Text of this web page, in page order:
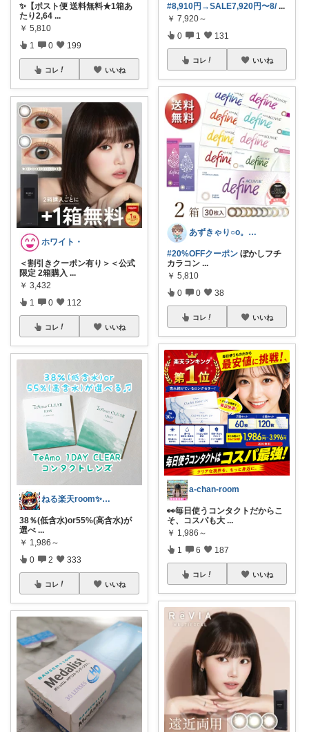
✨【ポスト便 送料無料★1箱あ
たり2,64 ...
￥ 5,810
1 0 199
コレ いいね
ホワイト・
＜割引きクーポン有り＞＜公式
限定 2箱購入 ...
￥ 3,432
1 0 112
コレ いいね
ねる楽天room✨お買い物マラソンや✨
38％(低含水)or55%(高含水)が
選べ ...
￥ 1,986～
0 2 333
コレ いいね
#8,910円→SALE7,920円〜8/ ...
￥ 7,920～
0 1 131
コレ いいね
あずきゃり○o。.🐟🐠
#20%OFFクーポン ぼかしフチ
カラコン ...
￥ 5,810
0 0 38
コレ いいね
a-chan-room
👀毎日使うコンタクトだからこ
そ、コスパも大 ...
￥ 1,986～
1 6 187
コレ いいね